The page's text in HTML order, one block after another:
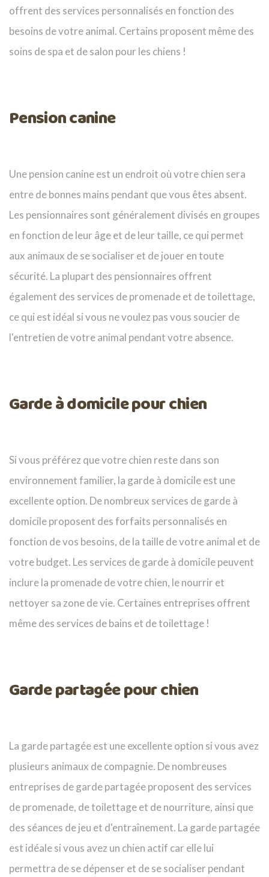
offrent des services personnalisés en fonction des
besoins de votre animal. Certains proposent même des
soins de spa et de salon pour les chiens !
Pension canine
Une pension canine est un endroit où votre chien sera
entre de bonnes mains pendant que vous êtes absent.
Les pensionnaires sont généralement divisés en groupes
en fonction de leur âge et de leur taille, ce qui permet
aux animaux de se socialiser et de jouer en toute
sécurité. La plupart des pensionnaires offrent
également des services de promenade et de toilettage,
ce qui est idéal si vous ne voulez pas vous soucier de
l'entretien de votre animal pendant votre absence.
Garde à domicile pour chien
Si vous préférez que votre chien reste dans son
environnement familier, la garde à domicile est une
excellente option. De nombreux services de garde à
domicile proposent des forfaits personnalisés en
fonction de vos besoins, de la taille de votre animal et de
votre budget. Les services de garde à domicile peuvent
inclure la promenade de votre chien, le nourrir et
nettoyer sa zone de vie. Certaines entreprises offrent
même des services de bains et de toilettage !
Garde partagée pour chien
La garde partagée est une excellente option si vous avez
plusieurs animaux de compagnie. De nombreuses
entreprises de garde partagée proposent des services
de promenade, de toilettage et de nourriture, ainsi que
des séances de jeu et d'entraînement. La garde partagée
est idéale si vous avez un chien actif car elle lui
permettra de se dépenser et de se socialiser pendant